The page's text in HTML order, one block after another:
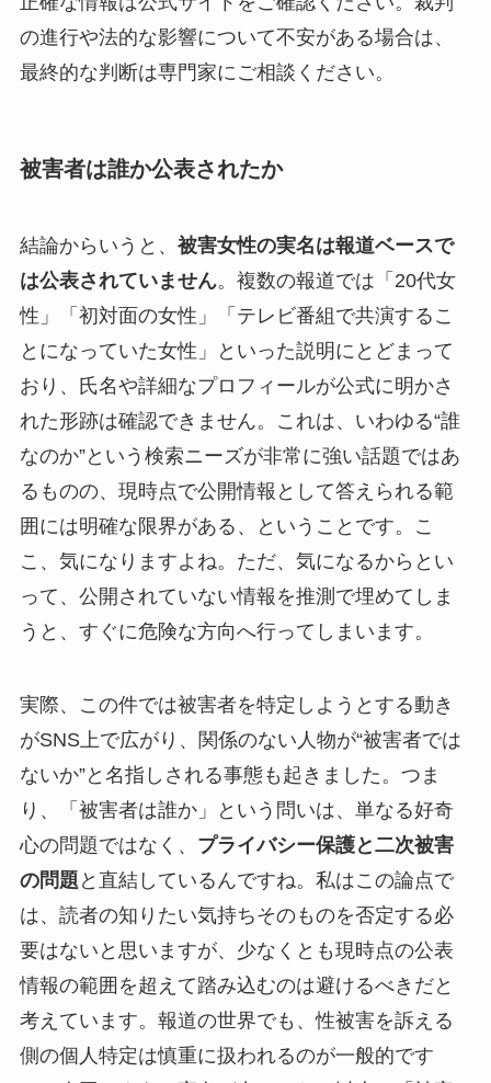
の進行や法的な影響について不安がある場合は、
最終的な判断は専門家にご相談ください。
被害者は誰か公表されたか
結論からいうと、 被害女性の実名は報道ベースで
は公表されていません。複数の報道では「20代女
性」「初対面の女性」「テレビ番組で共演するこ
とになっていた女性」といった説明にとどまって
おり、氏名や詳細なプロフィールが公式に明かさ
れた形跡は確認できません。これは、いわゆる“誰
なのか”という検索ニーズが非常に強い話題ではあ
るものの、現時点で公開情報として答えられる範
囲には明確な限界がある、ということです。こ
こ、気になりますよね。ただ、気になるからとい
って、公開されていない情報を推測で埋めてしま
うと、すぐに危険な方向へ行ってしまいます。
実際、この件では被害者を特定しようとする動き
がSNS上で広がり、関係のない人物が“被害者では
ないか”と名指しされる事態も起きました。つま
り、「被害者は誰か」という問いは、単なる好奇
心の問題ではなく、 プライバシー保護と二次被害
の問題 と直結しているんですね。私はこの論点で
は、読者の知りたい気持ちそのものを否定する必
要はないと思いますが、少なくとも現時点の公表
情報の範囲を超えて踏み込むのは避けるべきだと
考えています。報道の世界でも、性被害を訴える
側の個人特定は慎重に扱われるのが一般的です